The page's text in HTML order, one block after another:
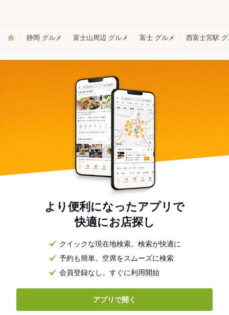
静岡 グルメ 富士山周辺 グルメ 富士 グルメ 西富士宮駅
より便利になったアプリで
快適にお店探し
クイックな現在地検索。検索が快適に
予約も簡単。空席をスムーズに検索
会員登録なし。すぐに利用開始
アプリで開く